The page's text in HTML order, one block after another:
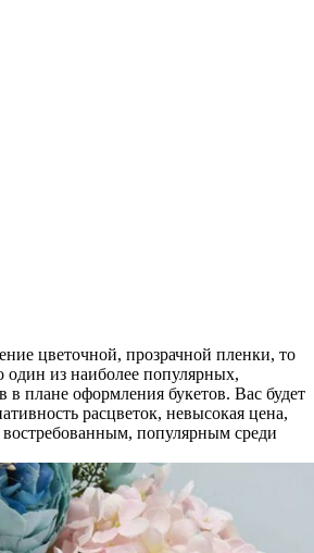
цветочной, прозрачной пленки, то
один из наиболее популярных,
в плане оформления букетов. Вас будет
расцветок, невысокая цена,
востребованным, популярным среди